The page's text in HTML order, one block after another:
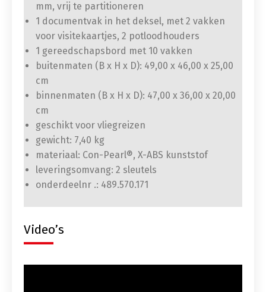
mm, vrij te partitioneren
1 documentvak in het deksel, met 2 vakken
voor visitekaartjes, 2 potloodhouders
1 gereedschapsbord met 10 vakken
buitenmaten (B x H x D): 49,00 x 46,00 x 25,00
cm
binnenmaten (B x H x D): 47,00 x 36,00 x 20,00
cm
geschikt voor vliegreizen
gewicht: 7,40 kg
materiaal: Con-Pearl®, X-ABS kunststof
leveringsomvang: 2 sleutels
onderdeelnr .: 489.570.171
Video’s